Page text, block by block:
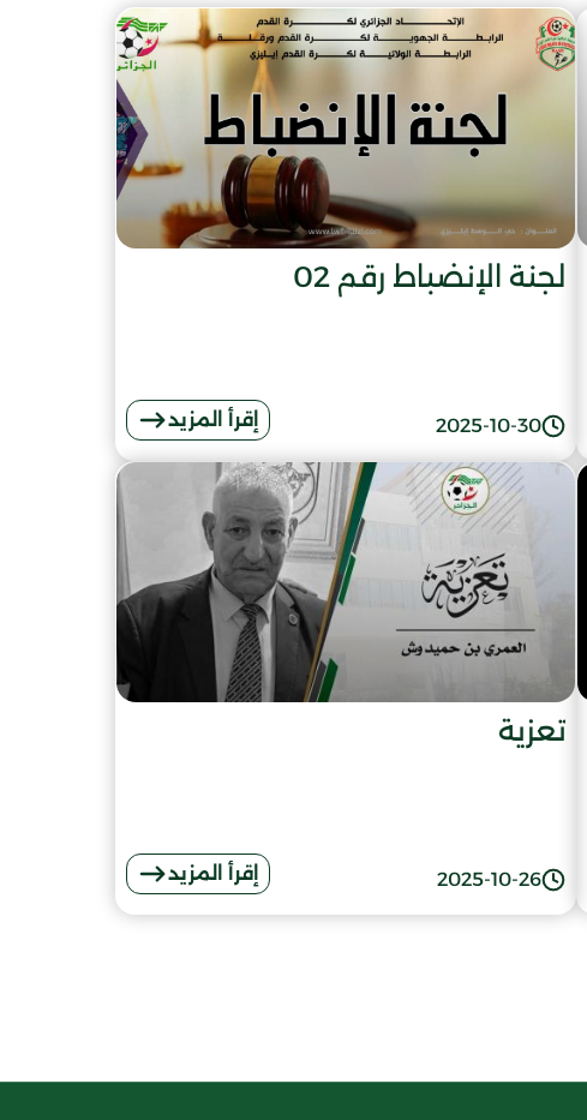
لجنة الإنضباط رقم 02
2025-10-30 إقرأ المزيد
تعزية
2025-10-26 إقرأ المزيد